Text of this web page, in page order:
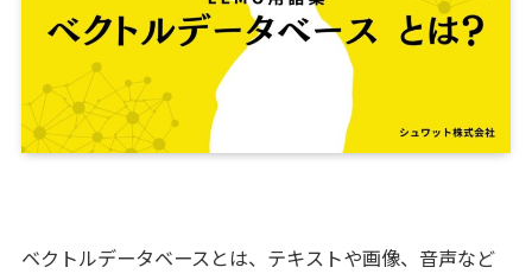
ベクトルデータベースとは、テキストや画像、音声など